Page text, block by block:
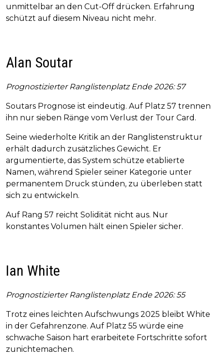
unmittelbar an den Cut-Off drücken. Erfahrung
schützt auf diesem Niveau nicht mehr.
Alan Soutar
Prognostizierter Ranglistenplatz Ende 2026: 57
Soutars Prognose ist eindeutig. Auf Platz 57 trennen
ihn nur sieben Ränge vom Verlust der Tour Card.
Seine wiederholte Kritik an der Ranglistenstruktur
erhält dadurch zusätzliches Gewicht. Er
argumentierte, das System schütze etablierte
Namen, während Spieler seiner Kategorie unter
permanentem Druck stünden, zu überleben statt
sich zu entwickeln.
Auf Rang 57 reicht Solidität nicht aus. Nur
konstantes Volumen hält einen Spieler sicher.
Ian White
Prognostizierter Ranglistenplatz Ende 2026: 55
Trotz eines leichten Aufschwungs 2025 bleibt White
in der Gefahrenzone. Auf Platz 55 würde eine
schwache Saison hart erarbeitete Fortschritte sofort
zunichtemachen.